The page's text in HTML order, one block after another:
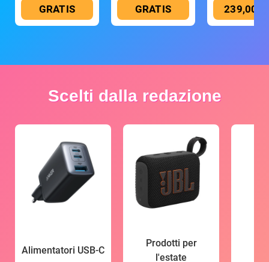
GRATIS GRATIS 239,00 €
Scelti dalla redazione
Alimentatori USB-C
Prodotti per
l'estate